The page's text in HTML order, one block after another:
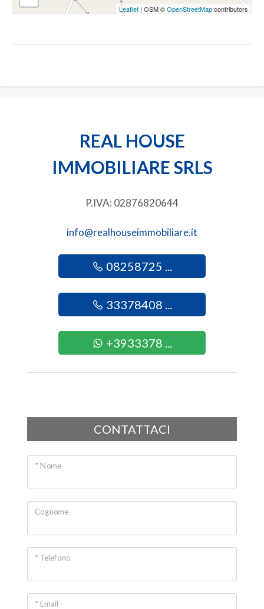
Leaflet| OSM ©OpenStreetMapcontributors
REAL HOUSE
IMMOBILIARE SRLS
P.IVA: 02876820644
info@realhouseimmobiliare.it
08258725 ...
33378408 ...
+3933378 ...
CONTATTACI
* Nome
Cognome
* Telefono
* Email
2
Balcone/Terrazzo
Ascensore
Nuova costruzione